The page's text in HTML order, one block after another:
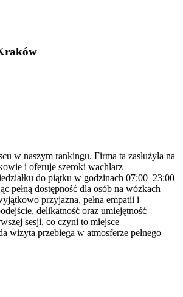
w naszym rankingu. Firma ta zasłużyła na
i oferuje szeroki wachlarz
do piątku w godzinach 07:00–23:00
pełną dostępność dla osób na wózkach
przyjazna, pełna empatii i
delikatność oraz umiejętność
sesji, co czyni to miejsce
wizyta przebiega w atmosferze pełnego